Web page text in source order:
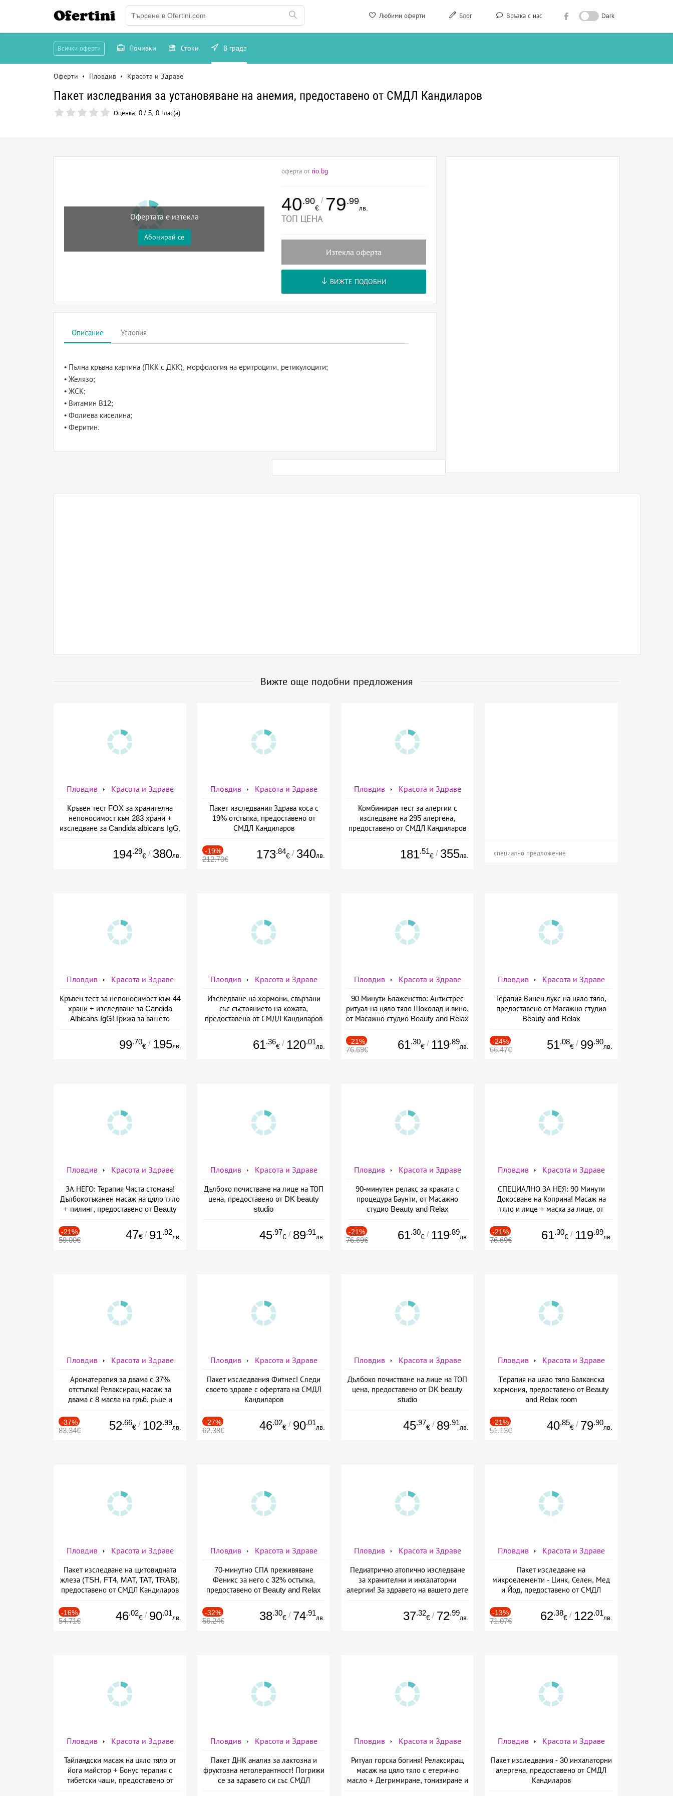
Любими оферти Блог Връзка с нас Dark
Ofertini
Всички оферти Почивки Стоки В града
Оферти Пловдив Красота и Здраве
Пакет изследвания за установяване на анемия, предоставено от СМДЛ Кандиларов
Оценка: 0 / 5, 0 Глас(а)
Офертата е изтекла
Абонирай се
оферта от rio.bg
40.90
€
/ 79.99
лв.
ТОП ЦЕНА
Изтекла оферта
ВИЖТЕ ПОДОБНИ
Описание Условия
• Пълна кръвна картина (ПКК с ДКК), морфология на еритроцити, ретикулоцити;
• Желязо;
• ЖСК;
• Витамин В12;
• Фолиева киселина;
• Феритин.
Вижте още подобни предложения
Пловдив Красота и Здраве
Кръвен тест FOX за хранителна
непоносимост към 283 храни +
изследване за Candida albicans IgG,
194.29
€ / 380лв.
Пловдив Красота и Здраве
Пакет изследвания Здрава коса с
19% отстъпка, предоставено от
СМДЛ Кандиларов
-19%
212.70€ 173.84
€ / 340лв.
Пловдив Красота и Здраве
Комбиниран тест за алергии с
изследване на 295 алергена,
предоставено от СМДЛ Кандиларов
181.51
€ / 355лв. специално предложение
Пловдив Красота и Здраве
Кръвен тест за непоносимост към 44
храни + изследване за Candida
Albicans IgG! Грижа за вашето
99.70
€ / 195лв.
Пловдив Красота и Здраве
Изследване на хормони, свързани
със състоянието на кожата,
предоставено от СМДЛ Кандиларов
61.36
€ / 120.01
лв.
Пловдив Красота и Здраве
90 Минути Блаженство: Антистрес
ритуал на цяло тяло Шоколад и вино,
от Масажно студио Beauty and Relax
-21%
76.69€ 61.30
€ / 119.89
лв.
Пловдив Красота и Здраве
Терапия Винен лукс на цяло тяло,
предоставено от Масажно студио
Beauty and Relax
-24%
66.47€ 51.08
€ / 99.90
лв.
Пловдив Красота и Здраве
ЗА НЕГО: Терапия Чиста стомана!
Дълбокотъканен масаж на цяло тяло
+ пилинг, предоставено от Beauty
-21%
59.00€ 47€ / 91.92
лв.
Пловдив Красота и Здраве
Дълбоко почистване на лице на ТОП
цена, предоставено от DK beauty
studio
45.97
€ / 89.91
лв.
Пловдив Красота и Здраве
90-минутен релакс за краката с
процедура Баунти, от Масажно
студио Beauty and Relax
-21%
76.69€ 61.30
€ / 119.89
лв.
Пловдив Красота и Здраве
СПЕЦИАЛНО ЗА НЕЯ: 90 Минути
Докосване на Коприна! Масаж на
тяло и лице + маска за лице, от
-21%
76.69€ 61.30
€ / 119.89
лв.
Пловдив Красота и Здраве
Ароматерапия за двама с 37%
отстъпка! Релаксиращ масаж за
двама с 8 масла на гръб, ръце и
and Relax
-37%
83.34€ 52.66
€ / 102.99
лв.
Пловдив Красота и Здраве
Пакет изследвания Фитнес! Следи
своето здраве с офертата на СМДЛ
Кандиларов
-27%
62.38€ 46.02
€ / 90.01
лв.
Пловдив Красота и Здраве
Дълбоко почистване на лице на ТОП
цена, предоставено от DK beauty
studio
45.97
€ / 89.91
лв.
Пловдив Красота и Здраве
Tерапия на цяло тялo Балканска
хармония, предоставено от Beauty
and Relax room
-21%
51.13€ 40.85
€ / 79.90
лв.
Пловдив Красота и Здраве
Пакет изследване на щитовидната
жлеза (TSH, FT4, MAT, TAT, TRAB),
предоставено от СМДЛ Кандиларов
-16%
54.71€ 46.02
€ / 90.01
лв.
Пловдив Красота и Здраве
70-минутно СПА преживяване
Феникс за него с 32% остъпка,
предоставено от Beauty and Relax
-32%
56.24€ 38.30
€ / 74.91
лв.
Пловдив Красота и Здраве
Педиатрично атопично изследване
за хранителни и инхалаторни
алергии! За здравето на вашето дете
Кандиларов
37.32
€ / 72.99
лв.
Пловдив Красота и Здраве
Пакет изследване на
микроелементи - Цинк, Селен, Мед
и Йод, предоставено от СМДЛ
-13%
71.07€ 62.38
€ / 122.01
лв.
Пловдив Красота и Здраве
Тайландски масаж на цяло тяло от
йога майстор + Бонус терапия с
тибетски чаши, предоставено от
Пловдив Красота и Здраве
Пакет ДНК анализ за лактозна и
фруктозна нетолерантност! Погрижи
се за здравето си със СМДЛ
Пловдив Красота и Здраве
Ритуал горска богиня! Релаксиращ
масаж на цяло тяло с етерично
масло + Дегримиране, тонизиране и
Пловдив Красота и Здраве
Пакет изследвания - 30 инхалаторни
алергена, предоставено от СМДЛ
Кандиларов